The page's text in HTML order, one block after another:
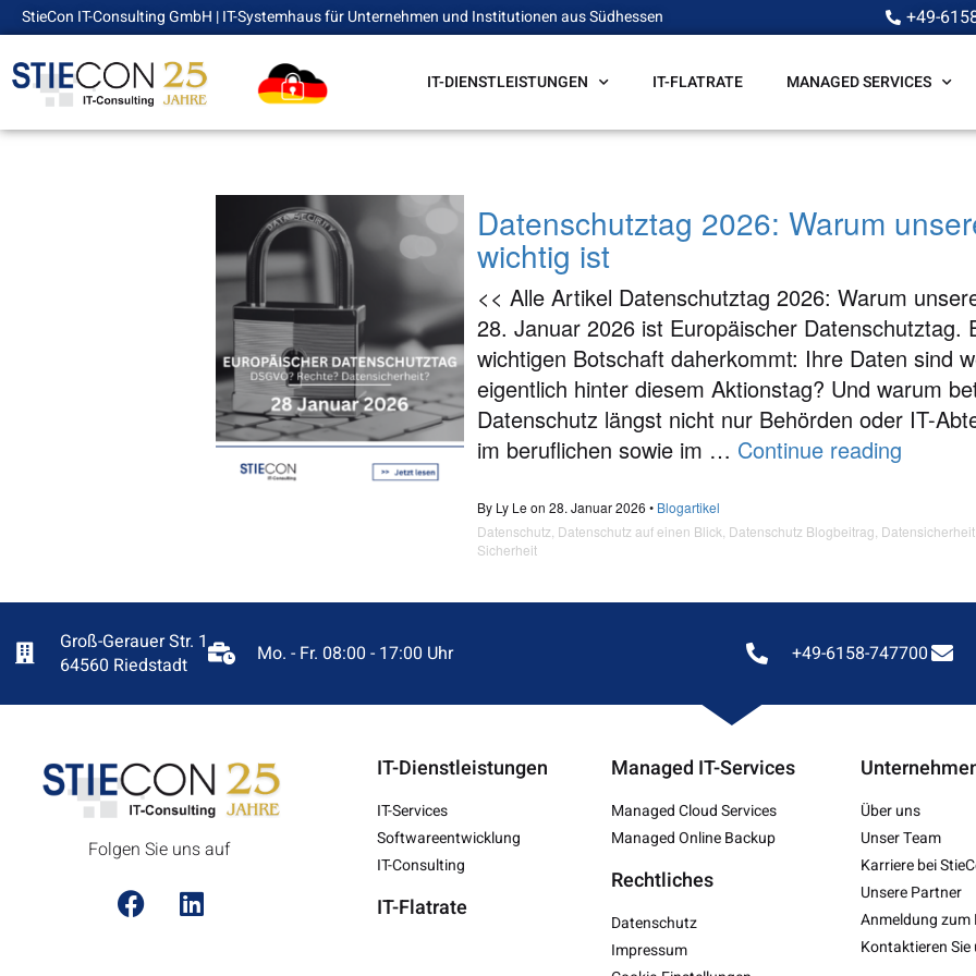
StieCon IT-Consulting GmbH | IT-Systemhaus für Unternehmen und Institutionen aus Südhessen +49-
IT-DIENSTLEISTUNGEN IT-FLATRATE MANAGED SERVICES
Datenschutztag 2026: Warum
wichtig ist
<< Alle Artikel Datenschutztag 2026: Warum
28. Januar 2026 ist Europäischer Datenschutztag.
wichtigen Botschaft daherkommt: Ihre Daten sind
eigentlich hinter diesem Aktionstag? Und warum
Datenschutz längst nicht nur Behörden oder IT-
im beruflichen sowie im … Continue reading
By Ly Le on 28. Januar 2026 • Blogartikel
Datenschutz Datenschutz auf einen Blick Datenschutz Blogbeitrag Datensicherheit
Sicherheit
Groß-Gerauer Str. 1
64560 Riedstadt
Mo. - Fr. 08:00 - 17:00 Uhr +49-6158-747700
Folgen Sie uns auf
IT-Dienstleistungen
IT-Services
Softwareentwicklung
IT-Consulting
IT-Flatrate
Managed IT-Services
Managed Cloud Services
Managed Online Backup
Rechtliches
Datenschutz
Impressum
Über uns
Unser Team
Karriere bei
Unsere Partner
Anmeldung zum
Kontaktieren Sie